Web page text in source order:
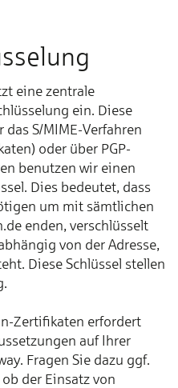
eine zentrale
ein. Diese
S/MIME-Verfahren
oder über PGP-
benutzen wir einen
Dies bedeutet, dass
um mit sämtlichen
enden, verschlüsselt
von der Adresse,
Diese Schlüssel stellen
Zertifikaten erfordert
auf Ihrer
Fragen Sie dazu ggf.
der Einsatz von